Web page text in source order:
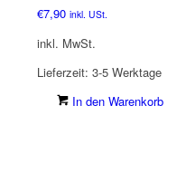
€7,90 inkl. USt.
inkl. MwSt.
Lieferzeit: 3-5 Werktage
In den Warenkorb